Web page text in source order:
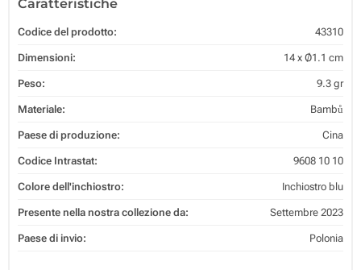
Caratteristiche
Codice del prodotto: 43310
Dimensioni: 14 x Ø1.1 cm
Peso: 9.3 gr
Materiale: Bambů
Paese di produzione: Cina
Codice Intrastat: 9608 10 10
Colore dell'inchiostro: Inchiostro blu
Presente nella nostra collezione da: Settembre 2023
Paese di invio: Polonia